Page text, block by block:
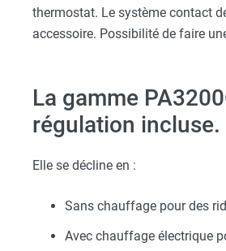
mobile à eau
mobile au bois
FARM au gaz
FARM au fioul
d'air et rideau rayonnant
d'air chaud électrique
d'air eau chaude
thermostat. Le système contact
accessoire. Possibilité de faire
La gamme
régulation incluse.
Elle se décline en :
Sans chauffage pour des
Avec chauffage électrique